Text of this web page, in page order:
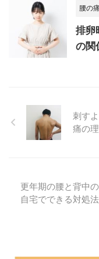
腰の
排卵
の関
刺す
痛の
更年期の腰と背中
自宅でできる対処